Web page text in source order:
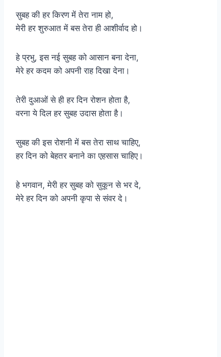
सुबह की हर किरण में तेरा नाम हो,
मेरी हर शुरुआत में बस तेरा ही आशीर्वाद हो।
हे प्रभु, इस नई सुबह को आसान बना देना,
मेरे हर कदम को अपनी राह दिखा देना।
तेरी दुआओं से ही हर दिन रोशन होता है,
वरना ये दिल हर सुबह उदास होता है।
सुबह की इस रोशनी में बस तेरा साथ चाहिए,
हर दिन को बेहतर बनाने का एहसास चाहिए।
हे भगवान, मेरी हर सुबह को सुकून से भर दे,
मेरे हर दिन को अपनी कृपा से संवर दे।